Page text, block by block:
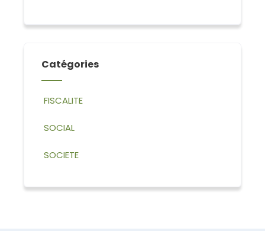
Catégories
FISCALITE
SOCIAL
SOCIETE